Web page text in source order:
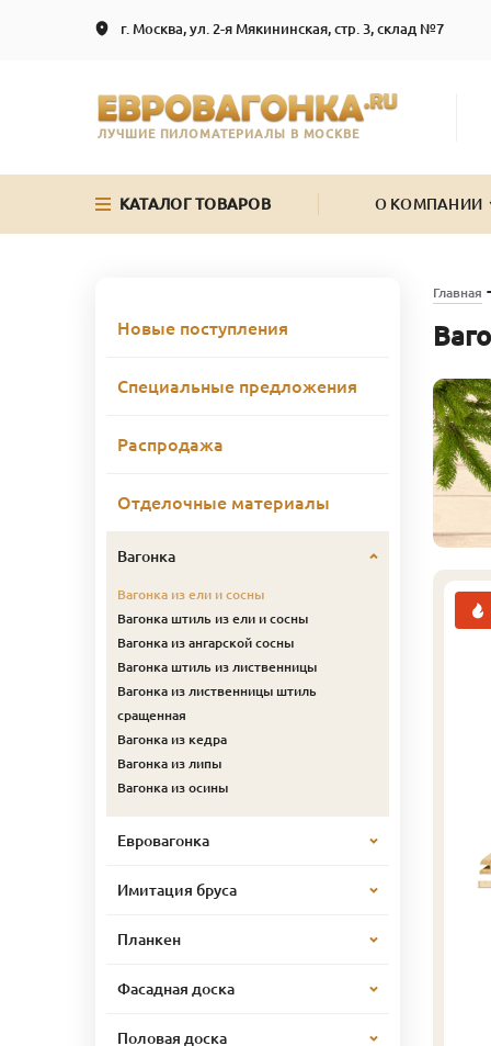
г. Москва, ул. 2-я Мякининская, стр. 3, склад №7
ЛУЧШИЕ ПИЛОМАТЕРИАЛЫ В МОСКВЕ
КАТАЛОГ ТОВАРОВ О КОМПАНИИ
Главная -
Новые поступления
Специальные предложения
Распродажа
Отделочные материалы
Вагонка
Вагонка из ели и сосны
Вагонка штиль из ели и сосны
Вагонка из ангарской сосны
Вагонка штиль из лиственницы
Вагонка из лиственницы штиль
сращенная
Вагонка из кедра
Вагонка из липы
Вагонка из осины
Евровагонка
Имитация бруса
Планкен
Фасадная доска
Половая доска